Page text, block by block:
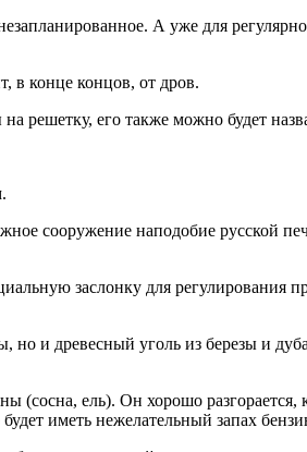
А уже для
в конце концов, от дров.
решетку, его также можно будет
сооружение наподобие русской
заслонку для регулирования
и древесный уголь из березы и
(сосна, ель). Он хорошо
иметь нежелательный запах